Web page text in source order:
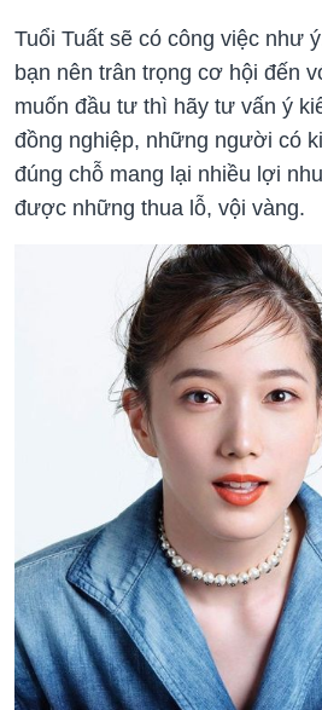
Tuổi Tuất sẽ có công việc như
bạn nên trân trọng cơ hội đến
muốn đầu tư thì hãy tư vấn ý
đồng nghiệp, những người có
đúng chỗ mang lại nhiều lợi
được những thua lỗ, vội vàng.